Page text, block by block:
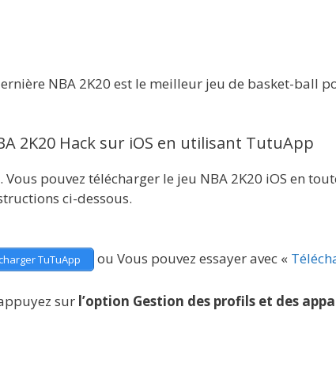
NBA 2K20 est le meilleur jeu de basket-ball
2K20 Hack sur iOS en utilisant TutuApp
pouvez télécharger le jeu NBA 2K20 iOS en
ci-dessous.
TuTuApp ou Vous pouvez essayer avec «
sur l’option Gestion des profils et des